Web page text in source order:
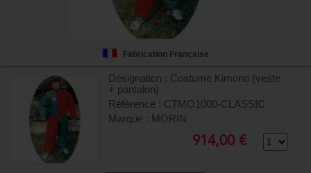
Fabrication Française
Désignation : Costume Kimono (veste
+ pantalon)
Référence : CTMO1000-CLASSIC
Marque : MORIN
914,00 €